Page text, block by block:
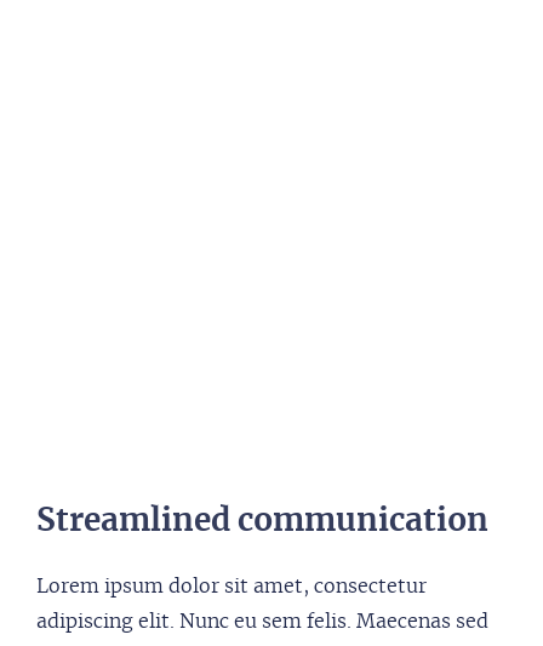
Streamlined communication
Lorem ipsum dolor sit amet, consectetur
adipiscing elit. Nunc eu sem felis. Maecenas sed